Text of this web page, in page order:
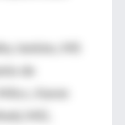
Jenkins, MS
de
Karen
MD,